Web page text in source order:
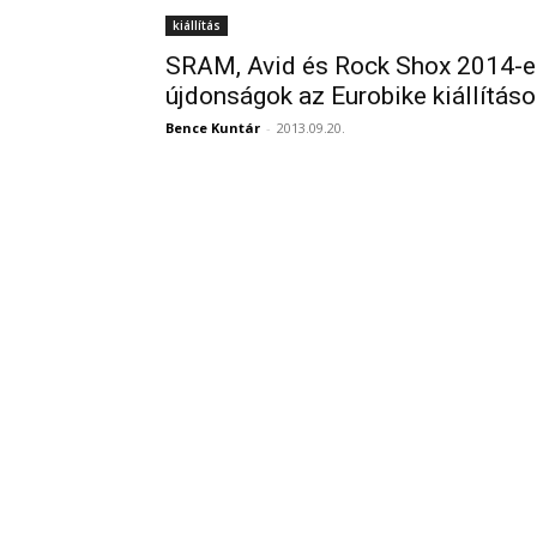
kiállítás
SRAM, Avid és Rock Shox 2014-
újdonságok az Eurobike
Bence Kuntár - 2013.09.20.